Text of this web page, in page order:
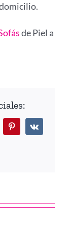
de Piel a
PinterestVk